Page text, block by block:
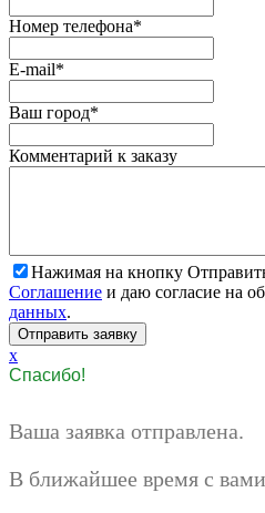
Номер телефона*
E-mail*
Ваш город*
Комментарий к заказу
Нажимая на кнопку
Соглашение и даю согласие на
данных.
x
Спасибо!
Ваша заявка отправлена.
В ближайшее время с